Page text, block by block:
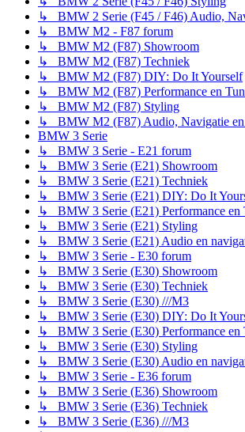
↳ BMW 2 Serie (F45 / F46) Audio,
↳ BMW M2 - F87 forum
↳ BMW M2 (F87) Showroom
↳ BMW M2 (F87) Techniek
↳ BMW M2 (F87) DIY: Do It Yourself
↳ BMW M2 (F87) Performance en
↳ BMW M2 (F87) Styling
↳ BMW M2 (F87) Audio, Navigatie
BMW 3 Serie
↳ BMW 3 Serie - E21 forum
↳ BMW 3 Serie (E21) Showroom
↳ BMW 3 Serie (E21) Techniek
↳ BMW 3 Serie (E21) DIY: Do It
↳ BMW 3 Serie (E21) Performance en
↳ BMW 3 Serie (E21) Styling
↳ BMW 3 Serie (E21) Audio en
↳ BMW 3 Serie - E30 forum
↳ BMW 3 Serie (E30) Showroom
↳ BMW 3 Serie (E30) Techniek
↳ BMW 3 Serie (E30) ///M3
↳ BMW 3 Serie (E30) DIY: Do It
↳ BMW 3 Serie (E30) Performance en
↳ BMW 3 Serie (E30) Styling
↳ BMW 3 Serie (E30) Audio en
↳ BMW 3 Serie - E36 forum
↳ BMW 3 Serie (E36) Showroom
↳ BMW 3 Serie (E36) Techniek
↳ BMW 3 Serie (E36) ///M3